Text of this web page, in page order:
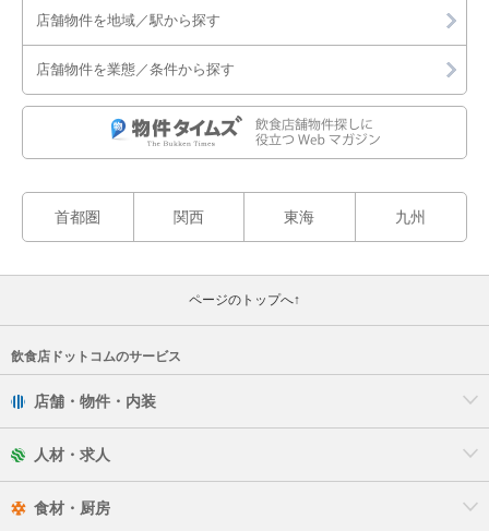
店舗物件を地域／駅から探す
店舗物件を業態／条件から探す
首都圏 関西 東海 九州
ページのトップへ↑
飲食店ドットコムのサービス
店舗・物件・内装
人材・求人
食材・厨房